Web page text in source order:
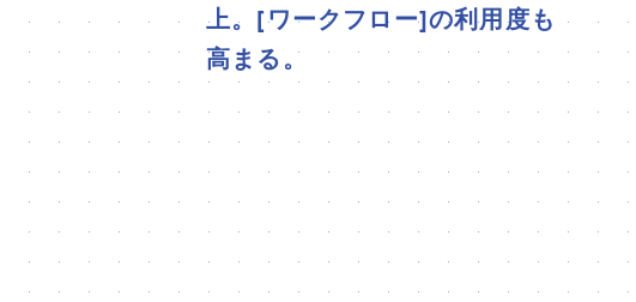
上。[ワークフロー]の利用度も
高まる。